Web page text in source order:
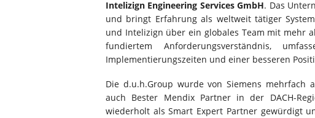
Intelizign Engineering Services GmbH. Das
und bringt Erfahrung als weltweit tätiger
und Intelizign über ein globales Team mit mehr
fundiertem Anforderungsverständnis,
Implementierungszeiten und einer besseren
Die d.u.h.Group wurde von Siemens mehrfach
auch Bester Mendix Partner in der DACH-
wiederholt als Smart Expert Partner gewürdigt